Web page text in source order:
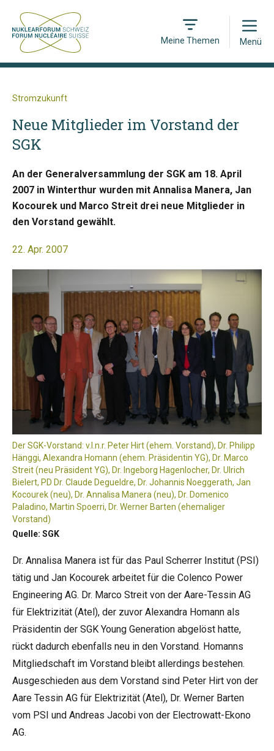
Meine Themen
Open
Menü
Stromzukunft
Neue Mitglieder im Vorstand der
SGK
An der Generalversammlung der SGK am 18. April
2007 in Winterthur wurden mit Annalisa Manera, Jan
Kocourek und Marco Streit drei neue Mitglieder in
den Vorstand gewählt.
22. Apr. 2007
Der SGK-Vorstand: v.l.n.r. Peter Hirt (ehem. Vorstand), Dr. Philipp
Hänggi, Alexandra Homann (ehem. Präsidentin YG), Dr. Marco
Streit (neu Präsident YG), Dr. Ingeborg Hagenlocher, Dr. Ulrich
Bielert, PD Dr. Claude Degueldre, Dr. Johannis Noeggerath, Jan
Kocourek (neu), Dr. Annalisa Manera (neu), Dr. Domenico
Paladino, Martin Spoerri, Dr. Werner Barten (ehemaliger
Vorstand)
Quelle: SGK
Dr. Annalisa Manera ist für das Paul Scherrer Institut (PSI)
tätig und Jan Kocourek arbeitet für die Colenco Power
Engineering AG. Dr. Marco Streit von der Aare-Tessin AG
für Elektrizität (Atel), der zuvor Alexandra Homann als
Präsidentin der SGK Young Generation abgelöst hatte,
rückt dadurch ebenfalls neu in den Vorstand. Homanns
Mitgliedschaft im Vorstand bleibt allerdings bestehen.
Ausgeschieden aus dem Vorstand sind Peter Hirt von der
Aare Tessin AG für Elektrizität (Atel), Dr. Werner Barten
vom PSI und Andreas Jacobi von der Electrowatt-Ekono
AG.